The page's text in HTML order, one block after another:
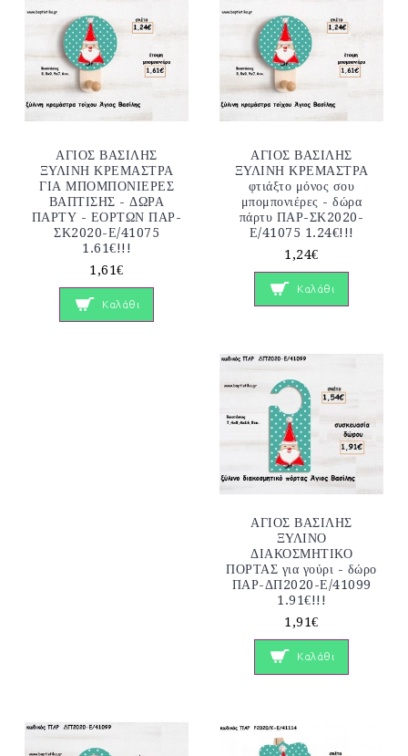
ΑΓΙΟΣ ΒΑΣΙΛΗΣ
ΞΥΛΙΝΗ ΚΡΕΜΑΣΤΡΑ
ΓΙΑ ΜΠΟΜΠΟΝΙΕΡΕΣ
ΒΑΠΤΙΣΗΣ - ΔΩΡΑ
ΠΑΡΤΥ - ΕΟΡΤΩΝ ΠΑΡ-
ΣΚ2020-Ε/41075
1.61€!!!
1,61€
Καλάθι
ΑΓΙΟΣ ΒΑΣΙΛΗΣ
ΞΥΛΙΝΗ ΚΡΕΜΑΣΤΡΑ
φτιάξτο μόνος σου
μπομπονιέρες - δώρα
πάρτυ ΠΑΡ-ΣΚ2020-
Ε/41075 1.24€!!!
1,24€
Καλάθι
ΑΓΙΟΣ ΒΑΣΙΛΗΣ
ΞΥΛΙΝΟ
ΔΙΑΚΟΣΜΗΤΙΚΟ
ΠΟΡΤΑΣ για γούρι - δώρο
ΠΑΡ-ΔΠ2020-Ε/41099
1.91€!!!
1,91€
Καλάθι